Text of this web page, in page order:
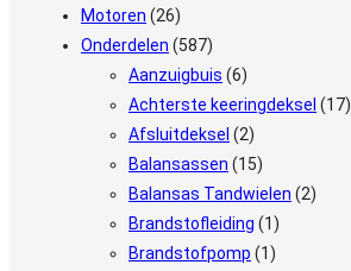
Motoren (26)
Onderdelen (587)
Aanzuigbuis (6)
Achterste keeringdeksel (17)
Afsluitdeksel (2)
Balansassen (15)
Balansas Tandwielen (2)
Brandstofleiding (1)
Brandstofpomp (1)